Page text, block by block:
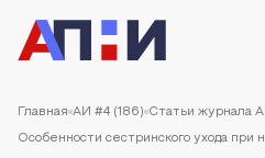
Главная АИ #4 (186) Статьи журнала
Особенности сестринского ухода